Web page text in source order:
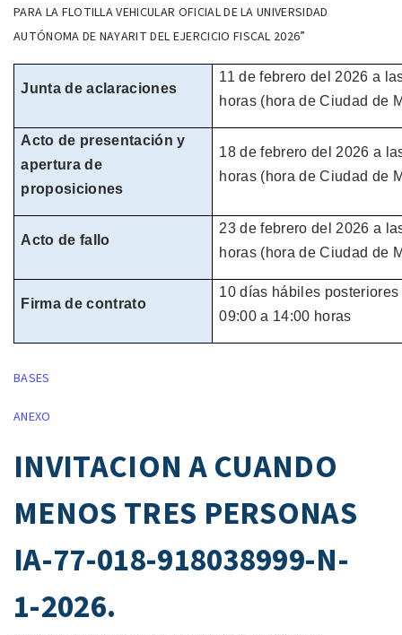
PARA LA FLOTILLA VEHICULAR OFICIAL DE LA UNIVERSIDAD
AUTÓNOMA DE NAYARIT DEL EJERCICIO FISCAL 2026”
Junta de aclaraciones
11 defebrero del 2026 a
horas (hora deCiudad de
Acto de presentación y
apertura de
proposiciones
18 defebrero del 2026 a
horas (hora deCiudad de
Acto de fallo
23 defebrero del 2026 a
horas (hora deCiudad de
Firma de contrato
10 días hábiles
09:00 a 14:00 horas
BASES
ANEXO
INVITACION A CUANDO
MENOS TRES PERSONAS
IA-77-018-918038999-N-
1-2026.